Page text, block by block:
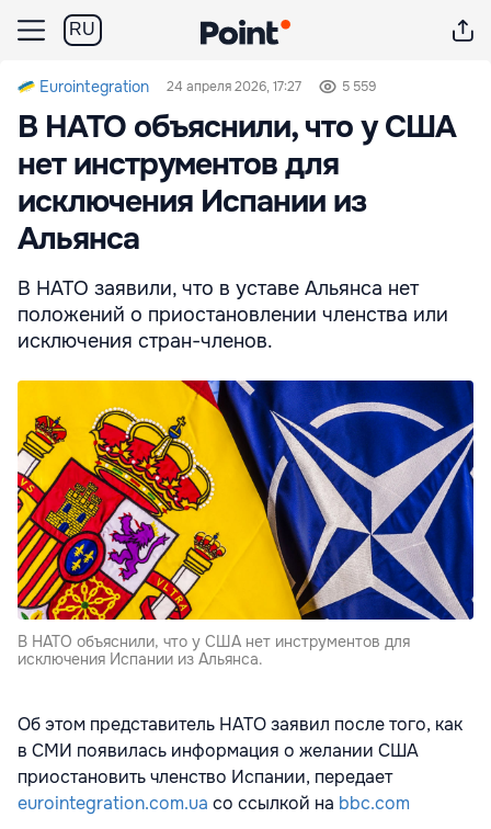
RU
Eurointegration 24 апреля 2026, 17:27 5 559
В НАТО объяснили, что у США
нет инструментов для
исключения Испании из
Альянса
В НАТО заявили, что в уставе Альянса нет
положений о приостановлении членства или
исключения стран-членов.
В НАТО объяснили, что у США нет инструментов для
исключения Испании из Альянса.
Об этом представитель НАТО заявил после того, как
в СМИ появилась информация о желании США
приостановить членство Испании, передает
eurointegration.com.ua со ссылкой на bbc.com